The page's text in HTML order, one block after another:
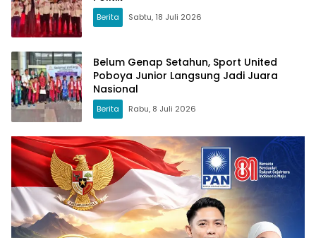
Berita Sabtu, 18 Juli 2026
Belum Genap Setahun, Sport United
Poboya Junior Langsung Jadi Juara
Nasional
Berita Rabu, 8 Juli 2026